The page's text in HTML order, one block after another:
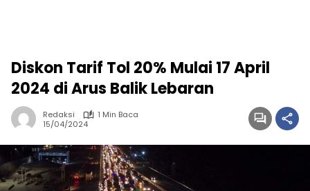
Diskon Tarif Tol 20% Mulai 17 April
2024 di Arus Balik Lebaran
Redaksi
1 Min Baca
15/04/2024